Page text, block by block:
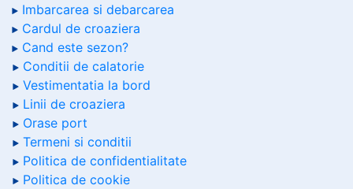
Imbarcarea si debarcarea
Cardul de croaziera
Cand este sezon?
Conditii de calatorie
Vestimentatia la bord
Linii de croaziera
Orase port
Termeni si conditii
Politica de confidentialitate
Politica de cookie